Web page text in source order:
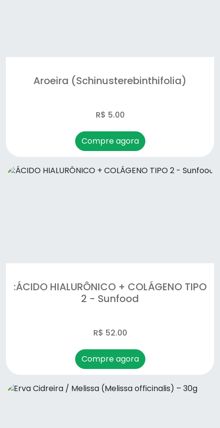
super digestive enzymes - Sunfood
Termo Active- Sunfood
Aroeira (Schinusterebinthifolia)
R$ 5.00
Compre agora
:ÁCIDO HIALURÔNICO + COLÁGENO TIPO
2 - Sunfood
R$ 52.00
Compre agora